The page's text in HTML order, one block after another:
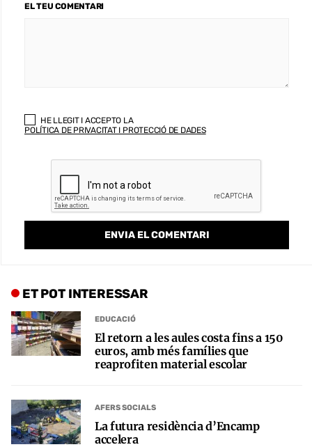
EL TEU COMENTARI
HE LLEGIT I ACCEPTO LA
POLÍTICA DE PRIVACITAT I PROTECCIÓ DE DADES
ET POT INTERESSAR
EDUCACIÓ
El retorn a les aules costa fins a 150
euros, amb més famílies que
reaprofiten material escolar
AFERS SOCIALS
La futura residència d’Encamp
accelera